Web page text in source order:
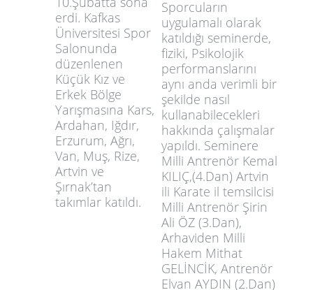
erdi. Kafkas
Üniversitesi Spor
Salonunda
düzenlenen
Küçük Kız ve
Erkek Bölge
Yarışmasına Kars,
Ardahan, Iğdır,
Erzurum, Ağrı,
Van, Muş, Rize,
Artvin ve
Şırnak’tan
takımlar katıldı.
Sporcuların
uygulamalı olarak
katıldığı seminerde,
fiziki, Psikolojik
performanslarını
aynı anda verimli bir
şekilde nasıl
kullanabilecekleri
hakkında çalışmalar
yapıldı. Seminere
Milli Antrenör Kemal
KILIÇ,(4.Dan) Artvin
ili Karate il temsilcisi
Milli Antrenör Şirin
Ali ÖZ (3.Dan),
Arhaviden Milli
Hakem Mithat
GELİNCİK, Antrenör
Elvan AYDIN (2.Dan)